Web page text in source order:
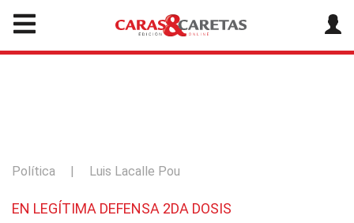
Política | Luis Lacalle Pou
EN LEGÍTIMA DEFENSA 2DA DOSIS